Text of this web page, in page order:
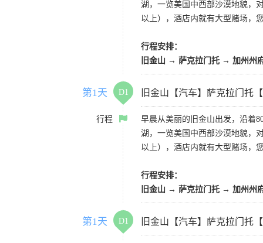
湖，一览美国中西部沙漠地貌，
以上），酒店内就有大型赌场，
行程安排：
旧金山 → 萨克拉门托 → 加州州
第1天 D1 旧金山【汽车】萨克拉门托
行程
早晨从美丽的旧金山出发，沿着
湖，一览美国中西部沙漠地貌，
以上），酒店内就有大型赌场，
行程安排：
旧金山 → 萨克拉门托 → 加州州
第1天 D1 旧金山【汽车】萨克拉门托